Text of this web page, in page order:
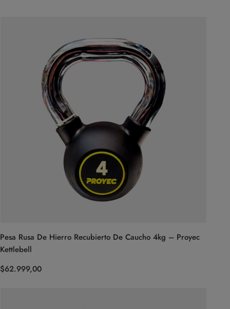
Pesa Rusa De Hierro Recubierto De Caucho 4kg – Proyec
Kettlebell
$62.999,00